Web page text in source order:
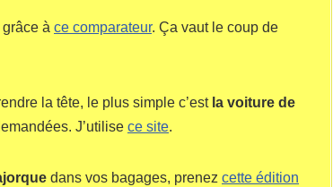
grâce à ce comparateur. Ça vaut le coup de
la tête, le plus simple c’est la voiture de
J’utilise ce site.
dans vos bagages, prenez cette édition